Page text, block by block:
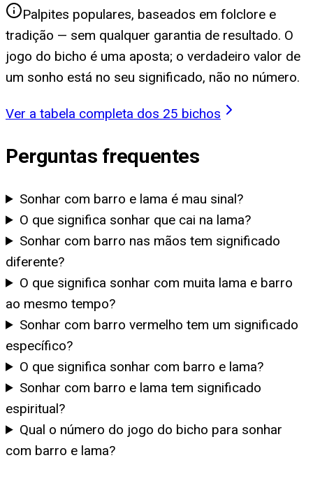
Palpites populares, baseados em folclore e
tradição — sem qualquer garantia de resultado. O
jogo do bicho é uma aposta; o verdadeiro valor de
um sonho está no seu significado, não no número.
Ver a tabela completa dos 25 bichos
Perguntas frequentes
Sonhar com barro e lama é mau sinal?
O que significa sonhar que cai na lama?
Sonhar com barro nas mãos tem significado
diferente?
O que significa sonhar com muita lama e barro
ao mesmo tempo?
Sonhar com barro vermelho tem um significado
específico?
O que significa sonhar com barro e lama?
Sonhar com barro e lama tem significado
espiritual?
Qual o número do jogo do bicho para sonhar
com barro e lama?